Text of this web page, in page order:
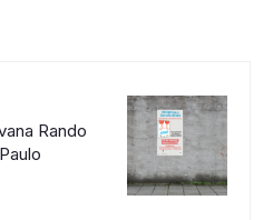
Rando